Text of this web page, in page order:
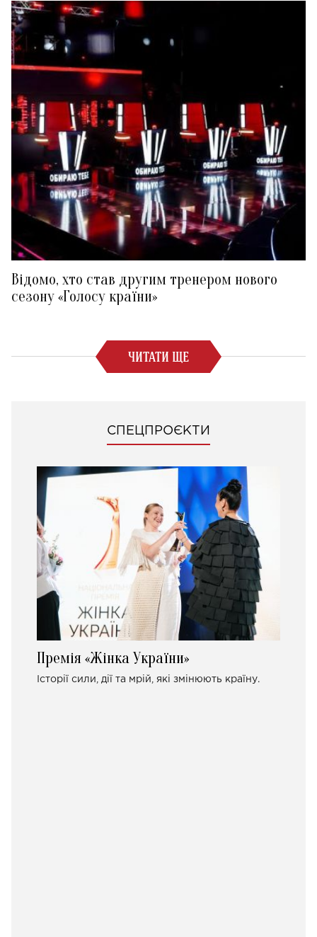
Відомо, хто став другим тренером нового
сезону «Голосу країни»
ЧИТАТИ ЩЕ
СПЕЦПРОЄКТИ
Премія «Жінка України»
Історії сили, дії та мрій, які змінюють країну.